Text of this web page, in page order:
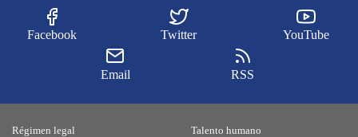
Facebook Twitter YouTube
Email RSS
Régimen legal
Talento humano